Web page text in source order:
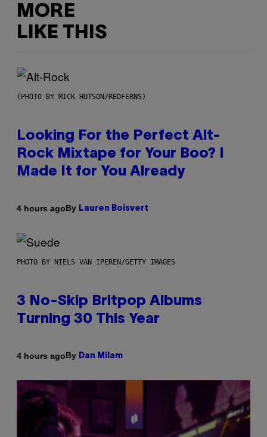
MORE
LIKE THIS
(PHOTO BY MICK HUTSON/REDFERNS)
Looking For the Perfect Alt-
Rock Mixtape for Your Boo? I
Made It for You Already
4 hours agoBy Lauren Boisvert
PHOTO BY NIELS VAN IPEREN/GETTY IMAGES
3 No-Skip Britpop Albums
Turning 30 This Year
4 hours agoBy Dan Milam